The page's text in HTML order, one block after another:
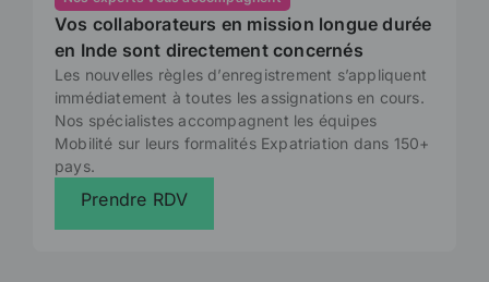
Vos collaborateurs en mission longue durée
en Inde sont directement concernés
Les nouvelles règles d’enregistrement s’appliquent
immédiatement à toutes les assignations en cours.
Nos spécialistes accompagnent les équipes
Mobilité sur leurs formalités Expatriation dans 150+
pays.
Prendre RDV